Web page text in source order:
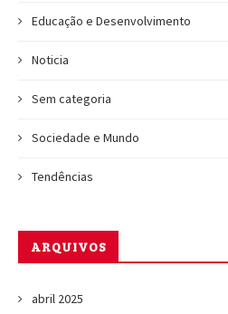
Educação e Desenvolvimento
Noticia
Sem categoria
Sociedade e Mundo
Tendências
ARQUIVOS
abril 2025